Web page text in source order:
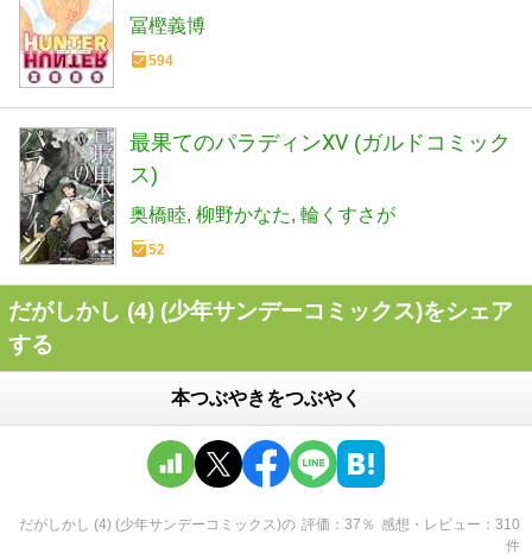
冨樫義博
594
最果てのパラディンⅩⅤ (ガルドコミック
ス)
奥橋睦 柳野かなた 輪くすさが
52
だがしかし (4) (少年サンデーコミックス)をシェア
する
本つぶやきをつぶやく
だがしかし (4) (少年サンデーコミックス)の 評価 37 ％ 感想・レビュー
310
件